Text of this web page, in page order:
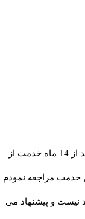
با سلام ، بنده متولد 60 هستم و به دلایلی بعد از 14 ماه خدمت از
مراجعه نمودم
و پیشنهاد می